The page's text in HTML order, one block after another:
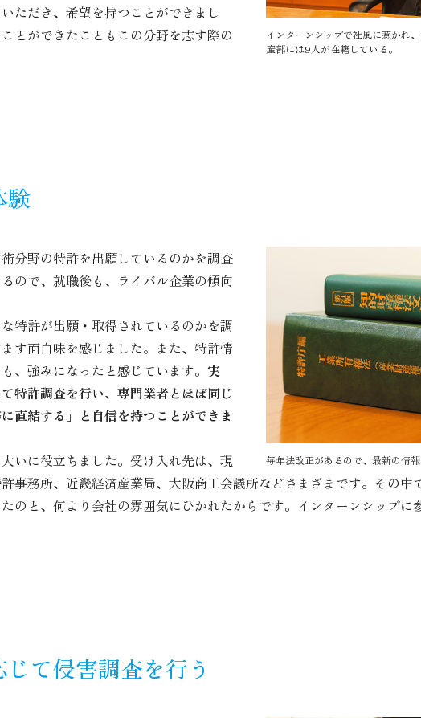
インターンシップで社風に惹かれ
産部には9人が在籍している。
ただき、希望を持つことができまし
とができたこともこの分野を志す際の
験
毎年法改正があるので、最新の情報
分野の特許を出願しているのかを調査
ので、就職後も、ライバル企業の傾向
特許が出願・取得されているのかを調
す面白味を感じました。また、特許情
、強みになったと感じています。 実
特許調査を行い、専門業者とほぼ同じ
直結する」と自信を持つことができま
いに役立ちました。受け入れ先は、現
事務所、近畿経済産業局、大阪商工会議所などさまざまです。その中
のと、何より会社の雰囲気にひかれたからです。インターンシップに
て侵害調査を行う